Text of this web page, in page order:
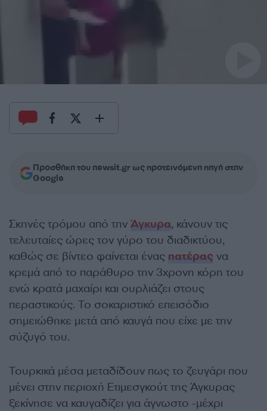
Προσθήκη του newsit.gr ως προτεινόμενη πηγή στην
Google
Σκηνές τρόμου από την Άγκυρα, κάνουν τις
τελευταίες ώρες τον γύρο του διαδικτύου,
καθώς σε βίντεο φαίνεται ένας πατέρας να
κρεμά από το παράθυρο την 3χρονη κόρη του
ενώ κρατά μαχαίρι και ουρλιάζει στους
περαστικούς. Το σοκαριστικό επεισόδιο
σημειώθηκε μετά από καυγά που είχε με την
σύζυγό του.
Τουρκικά μέσα μεταδίδουν πως το ζευγάρι που
μένει στην περιοχή Ετιμεσγκούτ της Άγκυρας
ξεκίνησε να καυγαδίζει για άγνωστο -μέχρι